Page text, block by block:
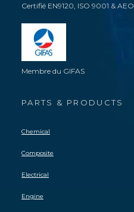
Certifié EN9120, ISO 9001 & AEO
Membre du GIFAS
PARTS & PRODUCTS
Chemical
Composite
Electrical
Engine